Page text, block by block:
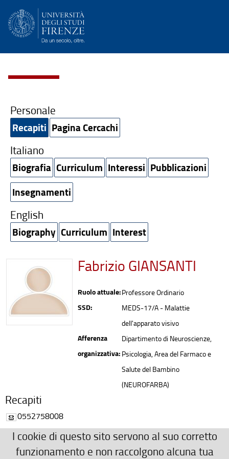
Personale
Recapiti Pagina Cercachi
Italiano
Biografia Curriculum Interessi Pubblicazioni
Insegnamenti
English
Biography Curriculum Interest
Fabrizio GIANSANTI
Ruolo attuale:Professore Ordinario
SSD:
MEDS-17/A - Malattie
dell'apparato visivo
Afferenza
organizzativa:
Dipartimento di Neuroscienze,
Psicologia, Area del Farmaco e
Salute del Bambino
(NEUROFARBA)
Recapiti
0552758008
fabrizio.giansanti(AT)unifi.it
Ulteriori Recapiti
I cookie di questo sito servono al suo corretto
funzionamento e non raccolgono alcuna tua